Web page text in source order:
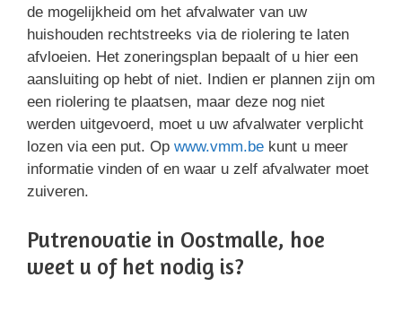
de mogelijkheid om het afvalwater van uw
huishouden rechtstreeks via de riolering te laten
afvloeien. Het zoneringsplan bepaalt of u hier een
aansluiting op hebt of niet. Indien er plannen zijn om
een riolering te plaatsen, maar deze nog niet
werden uitgevoerd, moet u uw afvalwater verplicht
lozen via een put. Op www.vmm.be kunt u meer
informatie vinden of en waar u zelf afvalwater moet
zuiveren.
Putrenovatie in Oostmalle, hoe
weet u of het nodig is?